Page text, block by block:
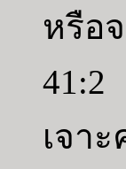
หรือ
41:2
เจา